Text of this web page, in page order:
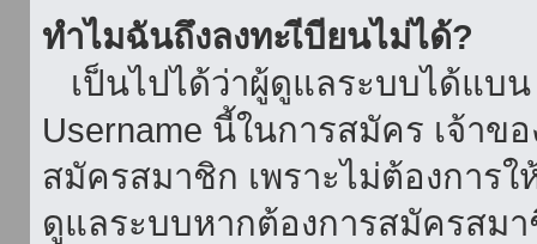
ทำไมฉันถึงลงทะเีบียนไม่ได้?
เป็นไปได้ว่าผู้ดูแลระบบได้แบ
Username นี้ในการสมัคร เจ้าข
สมัครสมาชิก เพราะไม่ต้องการ
ดูแลระบบหากต้องการสมัครสม